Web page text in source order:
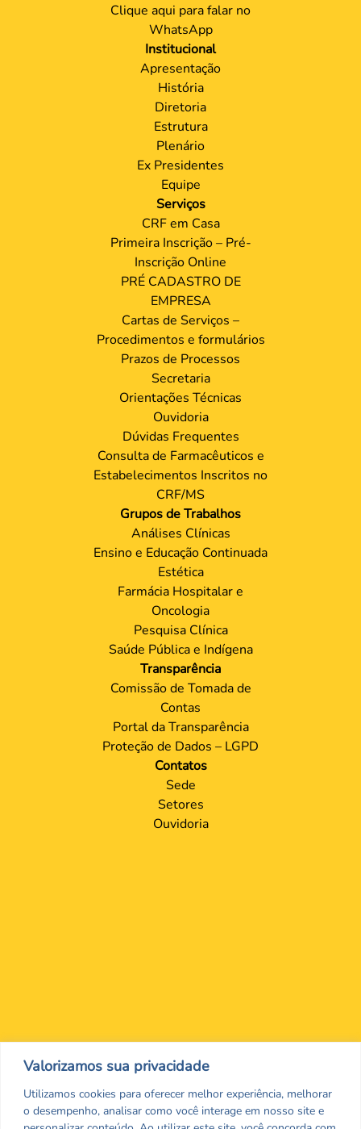
Valorizamos sua privacidade
Utilizamos cookies para oferecer melhor experiência, melhorar
o desempenho, analisar como você interage em nosso site e
Clique aqui para falar no
WhatsApp
Institucional
Apresentação
História
Diretoria
Estrutura
Plenário
Ex Presidentes
Equipe
Serviços
CRF em Casa
Primeira Inscrição – Pré-
Inscrição Online
PRÉ CADASTRO DE
EMPRESA
Cartas de Serviços –
Procedimentos e formulários
Prazos de Processos
Secretaria
Orientações Técnicas
Ouvidoria
Dúvidas Frequentes
Consulta de Farmacêuticos e
Estabelecimentos Inscritos no
CRF/MS
Grupos de Trabalhos
Análises Clínicas
Ensino e Educação Continuada
Estética
Farmácia Hospitalar e
Oncologia
Pesquisa Clínica
Saúde Pública e Indígena
Transparência
Comissão de Tomada de
Contas
Portal da Transparência
Proteção de Dados – LGPD
Contatos
Sede
Setores
Ouvidoria